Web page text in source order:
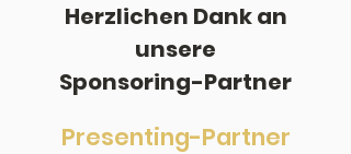
Herzlichen Dank an
unsere
Sponsoring-Partner
Presenting-Partner